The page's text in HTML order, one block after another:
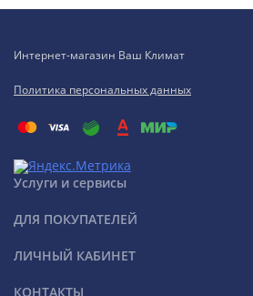
Интернет-магазин Ваш Климат
Политика персональных данных
Услуги и сервисы
ДЛЯ ПОКУПАТЕЛЕЙ
ЛИЧНЫЙ КАБИНЕТ
КОНТАКТЫ